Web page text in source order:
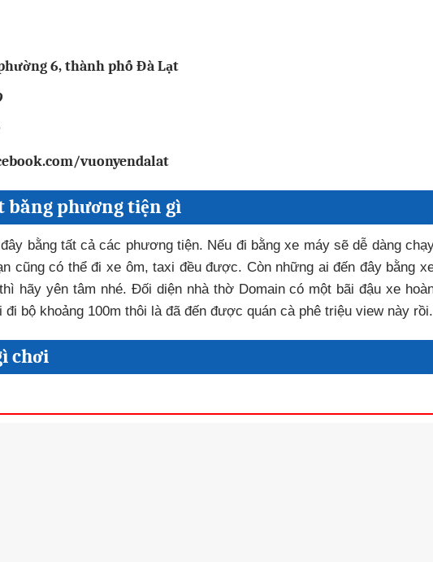
6, thành phố Đà Lạt
vuonyendalat
bằng phương tiện gì
bằng tất cả các phương tiện. Nếu đi bằng xe máy sẽ dễ dàng
cũng có thể đi xe ôm, taxi đều được. Còn những ai đến đây bằng
hãy yên tâm nhé. Đối diện nhà thờ Domain có một bãi đậu xe
bộ khoảng 100m thôi là đã đến được quán cà phê triệu view này rồi.
chơi